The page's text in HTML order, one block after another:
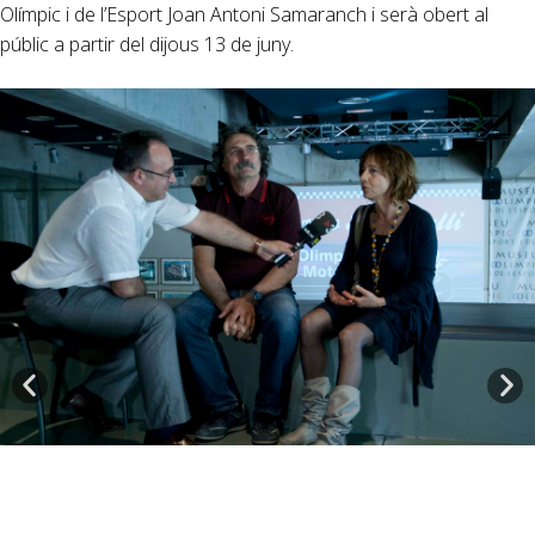
Olímpic i de l’Esport Joan Antoni Samaranch i serà obert al
públic a partir del dijous 13 de juny.